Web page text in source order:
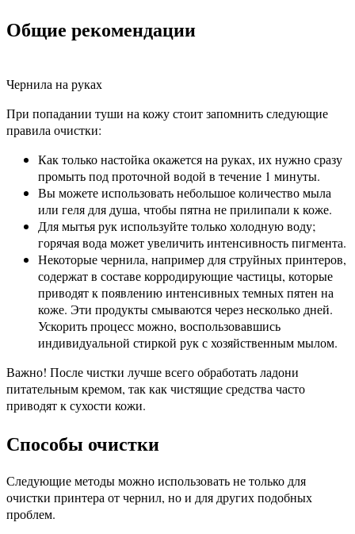
Общие рекомендации
Чернила на руках
При попадании туши на кожу стоит запомнить следующие
правила очистки:
Как только настойка окажется на руках, их нужно сразу
промыть под проточной водой в течение 1 минуты.
Вы можете использовать небольшое количество мыла
или геля для душа, чтобы пятна не прилипали к коже.
Для мытья рук используйте только холодную воду;
горячая вода может увеличить интенсивность пигмента.
Некоторые чернила, например для струйных принтеров,
содержат в составе корродирующие частицы, которые
приводят к появлению интенсивных темных пятен на
коже. Эти продукты смываются через несколько дней.
Ускорить процесс можно, воспользовавшись
индивидуальной стиркой рук с хозяйственным мылом.
Важно! После чистки лучше всего обработать ладони
питательным кремом, так как чистящие средства часто
приводят к сухости кожи.
Способы очистки
Следующие методы можно использовать не только для
очистки принтера от чернил, но и для других подобных
проблем.